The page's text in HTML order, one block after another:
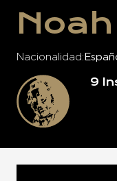
Noah
Nacionalidad
9